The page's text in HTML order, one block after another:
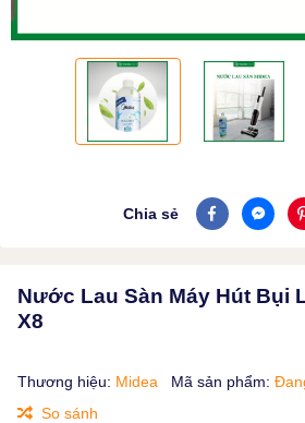
Chia sẻ
Nước Lau Sàn Máy Hút Bụi
X8
Thương hiệu: Midea Mã sản phẩm:
So sánh